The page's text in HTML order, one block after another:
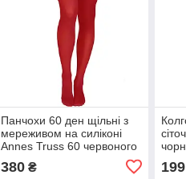
Панчохи 60 ден щільні з
мереживом на силіконі
Annes Truss 60 червоного
5/6 7/8 - р. 1/2
380₴ 199